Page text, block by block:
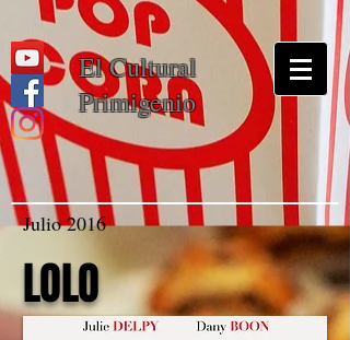
El Cultural
Primigenio
Julio 2016
LOLO